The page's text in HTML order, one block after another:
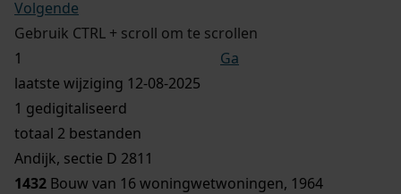
Volgende
Gebruik CTRL + scroll om te scrollen
Ga
laatste wijziging 12-08-2025
1 gedigitaliseerd
totaal 2 bestanden
Andijk, sectie D 2811
1432 Bouw van 16 woningwetwoningen, 1964